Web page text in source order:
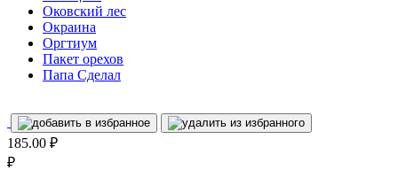
Оковский лес
Окраина
Оргтиум
Пакет орехов
Папа Сделал
185.00 ₽
₽